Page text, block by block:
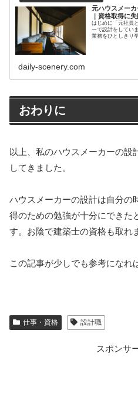
元ハウスメー
｜資格取得に
はじめに「元社員
ーで設計をしてい
業務をひとしきり
daily-scenery.com
おわりに
以上、私のハウスメーカーの設
してきました。
ハウスメーカーの設計は自分の
得のための勉強が十分にできた
す。お陰で建築士の資格も取れ
この記事が少しでも参考になれ
仕事・資格 設計職
スポンサ